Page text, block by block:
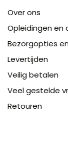
Over ons
Opleidingen en
Bezorgopties
Levertijden
Veilig betalen
Veel gestelde
Retouren